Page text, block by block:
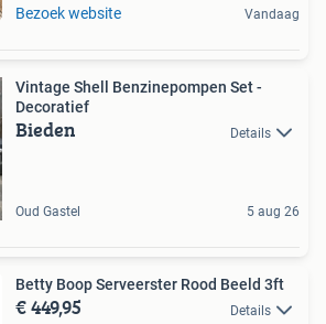
Bezoek website Vandaag
Vintage Shell Benzinepompen Set -
Decoratief
Bieden Details
Oud Gastel 5 aug 26
Betty Boop Serveerster Rood Beeld 3ft
€ 449,95 Details